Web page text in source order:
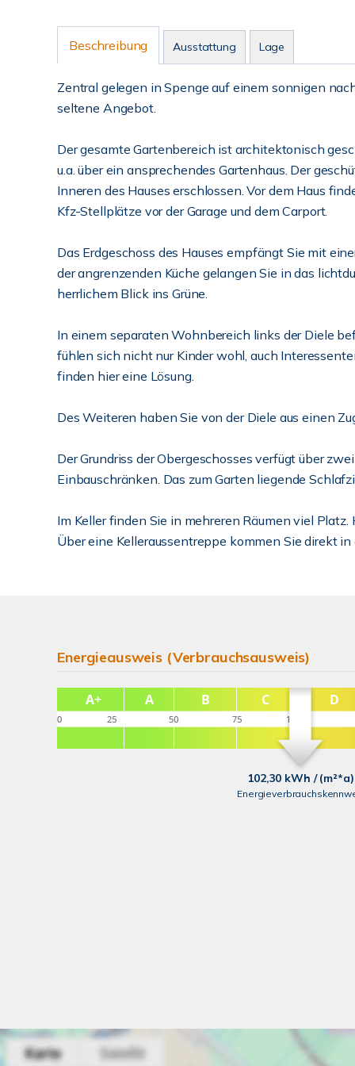
Beschreibung Ausstattung Lage
Zentral gelegen in Spenge auf einem sonnigen
seltene Angebot.
Der gesamte Gartenbereich ist architektonisch
u.a. über ein ansprechendes Gartenhaus. Der
Inneren des Hauses erschlossen. Vor dem Haus
Kfz-Stellplätze vor der Garage und dem Carport.
Das Erdgeschoss des Hauses empfängt Sie mit
der angrenzenden Küche gelangen Sie in das
herrlichem Blick ins Grüne.
In einem separaten Wohnbereich links der Diele
fühlen sich nicht nur Kinder wohl, auch
finden hier eine Lösung.
Des Weiteren haben Sie von der Diele aus einen
Der Grundriss der Obergeschosses verfügt über
Einbauschränken. Das zum Garten liegende
Im Keller finden Sie in mehreren Räumen viel
Über eine Kelleraussentreppe kommen Sie direkt in
Energieausweis (Verbrauchsausweis)
102,30 kWh / (m²*a)